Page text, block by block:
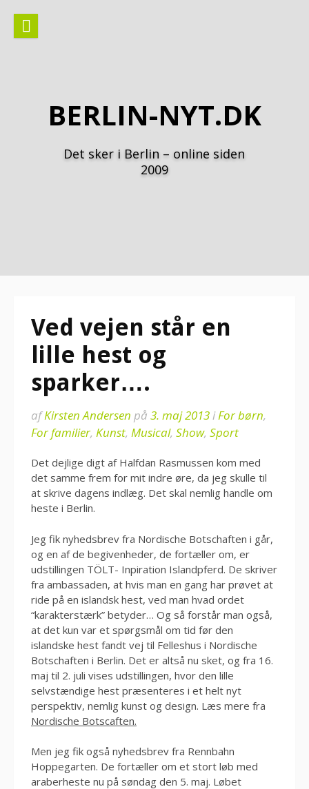
indhold
BERLIN-NYT.DK
Det sker i Berlin – online siden
2009
Ved vejen står en
lille hest og
sparker….
afKirsten Andersen på 3. maj 2013iFor børn,
For familier, Kunst, Musical, Show, Sport
Det dejlige digt af Halfdan Rasmussen kom med
det samme frem for mit indre øre, da jeg skulle til
at skrive dagens indlæg. Det skal nemlig handle om
heste i Berlin.
Jeg fik nyhedsbrev fra Nordische Botschaften i går,
og en af de begivenheder, de fortæller om, er
udstillingen TÖLT- Inpiration Islandpferd. De skriver
fra ambassaden, at hvis man en gang har prøvet at
ride på en islandsk hest, ved man hvad ordet
“karakterstærk” betyder… Og så forstår man også,
at det kun var et spørgsmål om tid før den
islandske hest fandt vej til Felleshus i Nordische
Botschaften i Berlin. Det er altså nu sket, og fra 16.
maj til 2. juli vises udstillingen, hvor den lille
selvstændige hest præsenteres i et helt nyt
perspektiv, nemlig kunst og design. Læs mere fra
Nordische Botscaften.
Men jeg fik også nyhedsbrev fra Rennbahn
Hoppegarten. De fortæller om et stort løb med
araberheste nu på søndag den 5. maj. Løbet